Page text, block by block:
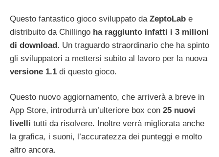
Questo fantastico gioco sviluppato da ZeptoLab e
distribuito da Chillingo ha raggiunto infatti i 3 milioni
di download. Un traguardo straordinario che ha spinto
gli sviluppatori a mettersi subito al lavoro per la nuova
versione 1.1 di questo gioco.
Questo nuovo aggiornamento, che arriverà a breve in
App Store, introdurrà un’ulteriore box con 25 nuovi
livelli tutti da risolvere. Inoltre verrà migliorata anche
la grafica, i suoni, l’accuratezza dei punteggi e molto
altro ancora.